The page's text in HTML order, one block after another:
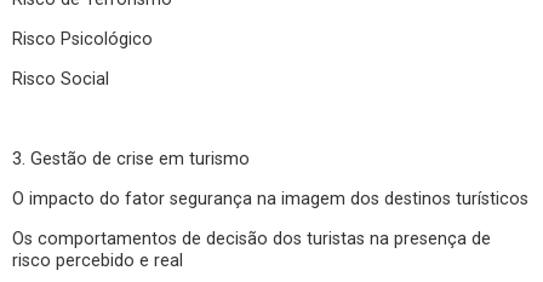
Risco Psicológico
Risco Social
3. Gestão de crise em turismo
O impacto do fator segurança na imagem dos destinos turísticos
Os comportamentos de decisão dos turistas na presença de
risco percebido e real